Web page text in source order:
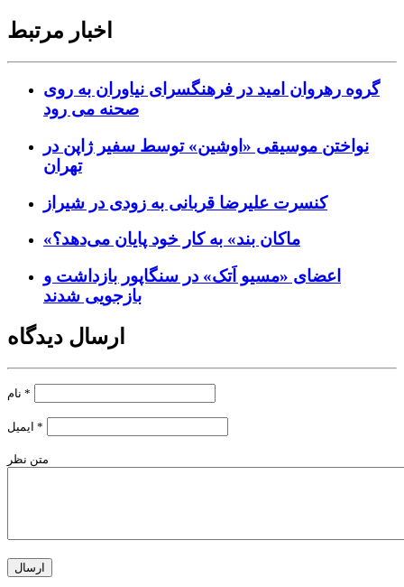
اخبار مرتبط
گروه رهروان امید در فرهنگسرای نیاوران به روی
صحنه می رود
نواختن موسیقی «اوشین» توسط سفیر ژاپن در
تهران
کنسرت علیرضا قربانی به زودی در شیراز
«ماکان بند» به کار خود پایان می‌دهد؟
اعضای «مسیو اَتک» در سنگاپور بازداشت و
بازجویی شدند
ارسال دیدگاه
*
*
متن نظر